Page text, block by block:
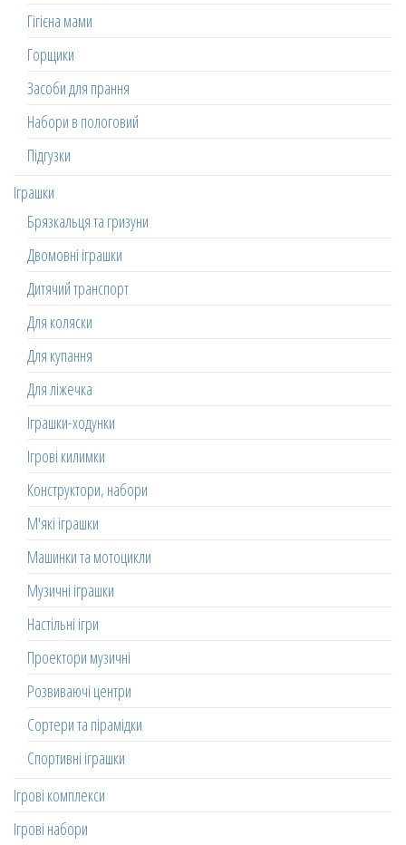
Гігієна мами
Горщики
Засоби для прання
Набори в пологовий
Підгузки
Іграшки
Брязкальця та гризуни
Двомовні іграшки
Дитячий транспорт
Для коляски
Для купання
Для ліжечка
Іграшки-ходунки
Ігрові килимки
Конструктори, набори
М'які іграшки
Машинки та мотоцикли
Музичні іграшки
Настільні ігри
Проектори музичні
Розвиваючі центри
Сортери та пірамідки
Спортивні іграшки
Ігрові комплекси
Ігрові набори